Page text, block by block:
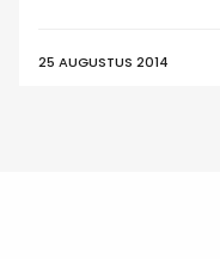
25 AUGUSTUS 2014